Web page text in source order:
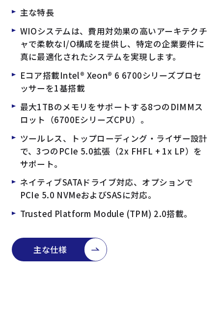
主な特長
WIOシステムは、費用対効果の高いアーキテクチ
ャで柔軟なI/O構成を提供し、特定の企業要件に
真に最適化されたシステムを実現します。
Eコア搭載Intel® Xeon® 6 6700シリーズプロセ
ッサーを1基搭載
最大1TBのメモリをサポートする8つのDIMMス
ロット（6700EシリーズCPU）。
ツールレス、トップローディング・ライザー設計
で、3つのPCIe 5.0拡張（2x FHFL + 1x LP）を
サポート。
ネイティブSATAドライブ対応、オプションで
PCIe 5.0 NVMeおよびSASに対応。
Trusted Platform Module (TPM) 2.0搭載。
主な仕様